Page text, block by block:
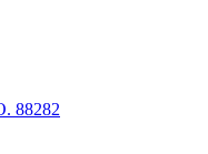
88282